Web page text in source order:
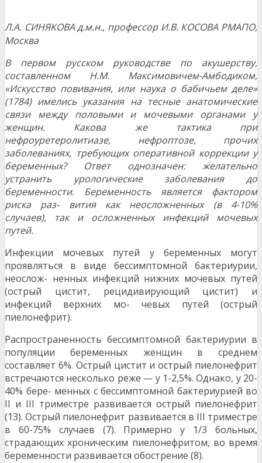
Л.А. СИНЯКОВА д.м.н., профессор И.В. КОСОВА РМАПО,
Москва
В первом русском руководстве по акушерству,
составленном Н.М. Максимовичем-Амбодиком,
«Искусство повивания, или наука о бабичьем деле»
(1784) имелись указания на тесные анатомические
связи между половыми и мочевыми органами у
женщин. Какова же тактика при
нефроуретеролитиазе, нефроптозе, прочих
заболеваниях, требующих оперативной коррекции у
беременных? Ответ однозначен: желательно
устранить урологические заболевания до
беременности. Беременность является фактором
риска раз- вития как неосложненных (в 4-10%
случаев), так и осложненных инфекций мочевых
путей.
Инфекции мочевых путей у беременных могут
проявляться в виде бессимптомной бактериурии,
неослож- ненных инфекций нижних мочевых путей
(острый цистит, рецидивирующий цистит) и
инфекций верхних мо- чевых путей (острый
пиелонефрит).
Распространенность бессимптомной бактериурии в
популяции беременных женщин в среднем
составляет 6%. Острый цистит и острый пиелонефрит
встречаются несколько реже — у 1-2,5%. Однако, у 20-
40% бере- менных с бессимптомной бактериурией во
II и III триместре развивается острый пиелонефрит
(13). Острый пиелонефрит развивается в III триместре
в 60-75% случаев (7). Примерно у 1/3 больных,
страдающих хроническим пиелонефритом, во время
беременности развивается обострение (8).